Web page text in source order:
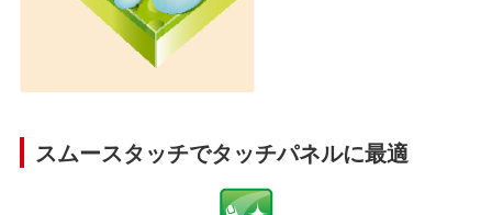
スムースタッチでタッチパネルに最適